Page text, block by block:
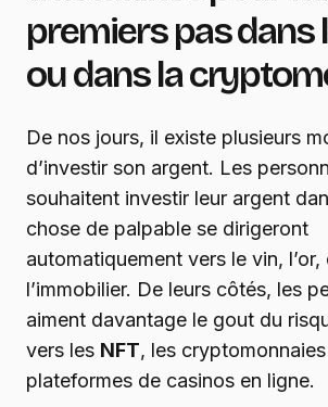
premiers pas dans
ou dans la
De nos jours, il existe plusieurs
d’investir son argent. Les
souhaitent investir leur argent
chose de palpable se dirigeront
automatiquement vers le vin,
l’immobilier. De leurs côtés, les
aiment davantage le gout du
vers les NFT, les
plateformes de casinos en ligne.